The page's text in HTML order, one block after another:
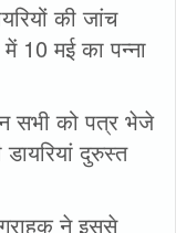
की जांच
10 मई का पन्‍ना
सभी को पत्र भेजे
दुरुस्त
ने इससे